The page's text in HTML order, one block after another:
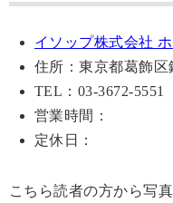
イソップ株式会社
住所：東京都葛飾区
TEL：03-3672-5551
営業時間：
定休日：
こちら読者の方から写